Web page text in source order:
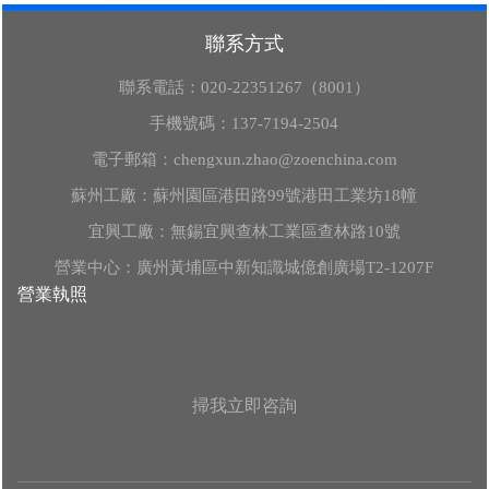
聯系方式
聯系電話： 020-22351267（8001）
手機號碼： 137-7194-2504
電子郵箱： chengxun.zhao@zoenchina.com
蘇州工廠：蘇州園區港田路99號港田工業坊18幢
宜興工廠：無錫宜興查林工業區查林路10號
營業中心：廣州黃埔區中新知識城億創廣場T2-1207F
營業執照
掃我立即咨詢